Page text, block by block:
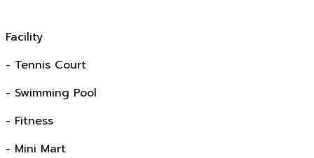
Facility
- Tennis Court
- Swimming Pool
- Fitness
- Mini Mart